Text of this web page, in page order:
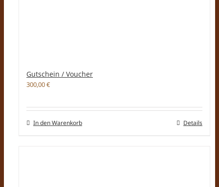
Gutschein / Voucher
300,00€
In den Warenkorb Details